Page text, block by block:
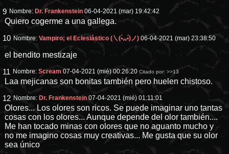
9 Nombre: Dr. Frankenstein 06-04-2021 (mar) 19:42:42
Quiero cogerme a una gallega.
10 Nombre:Vampiro; el Eclesiástico (㇏(•̀ᵥᵥ•́)ノ) 06-04-2021 (mar) 23:38:50
el bendito mestizaje
11 Nombre:Scream 07-04-2021 (mié) 00:26:20 Citado por:>>13
Laa mejicanas son bonitas también pero huelen chistoso.
12 Nombre: Dr. Frankenstein 07-04-2021 (mié) 01:11:01
Olores... Los olores son ricos. Se puede imaginar uno tantas
cosas con los olores... Aunque depende del olor también....
Me han tocado minas con olores que no aguanto mucho y
no me imagino cosas muy creativas... Me gusta que su olor
sea único